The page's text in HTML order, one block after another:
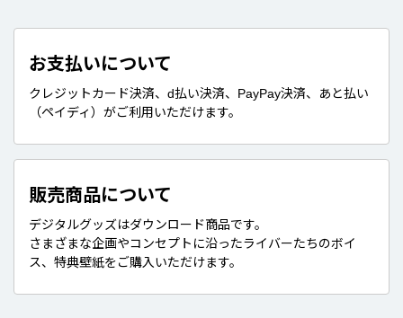
お支払いについて
クレジットカード決済、d払い決済、PayPay決済、あと払い
（ペイディ）がご利用いただけます。
販売商品について
デジタルグッズはダウンロード商品です。
さまざまな企画やコンセプトに沿ったライバーたちのボイ
ス、特典壁紙をご購入いただけます。